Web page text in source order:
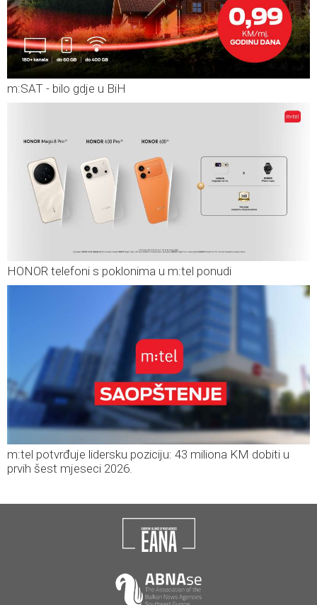
m:SAT - bilo gdje u BiH
HONOR telefoni s poklonima u m:tel ponudi
m:tel potvrđuje lidersku poziciju: 43 miliona KM dobiti u
prvih šest mjeseci 2026.